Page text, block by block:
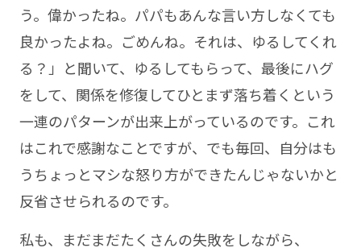
う。偉かったね。パパもあんな言い方しなくても
良かったよね。ごめんね。それは、ゆるしてくれ
る？」と聞いて、ゆるしてもらって、最後にハグ
をして、関係を修復してひとまず落ち着くという
一連のパターンが出来上がっているのです。これ
はこれで感謝なことですが、でも毎回、自分はも
うちょっとマシな怒り方ができたんじゃないかと
反省させられるのです。
私も、まだまだたくさんの失敗をしながら、